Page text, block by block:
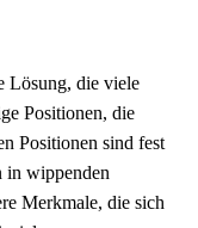
Lösung, die viele
Positionen, die
Positionen sind fest
in wippenden
Merkmale, die sich